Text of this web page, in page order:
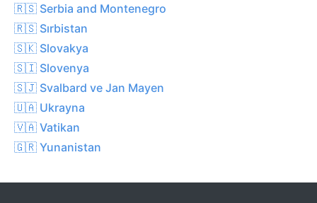
🇷🇸 Serbia and Montenegro
🇷🇸 Sırbistan
🇸🇰 Slovakya
🇸🇮 Slovenya
🇸🇯 Svalbard ve Jan Mayen
🇺🇦 Ukrayna
🇻🇦 Vatikan
🇬🇷 Yunanistan